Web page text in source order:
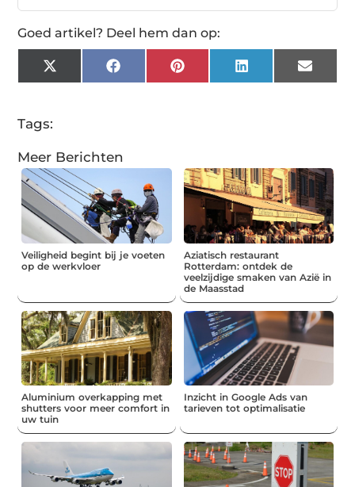
Goed artikel? Deel hem dan op:
X
(Twitter)
FacebookPinterestLinkedInEmail
Tags:
Meer Berichten
Veiligheid begint bij je voeten
op de werkvloer
Aziatisch restaurant
Rotterdam: ontdek de
veelzijdige smaken van Azië in
de Maasstad
Aluminium overkapping met
shutters voor meer comfort in
uw tuin
Inzicht in Google Ads van
tarieven tot optimalisatie